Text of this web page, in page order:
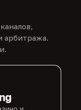
арбитража.